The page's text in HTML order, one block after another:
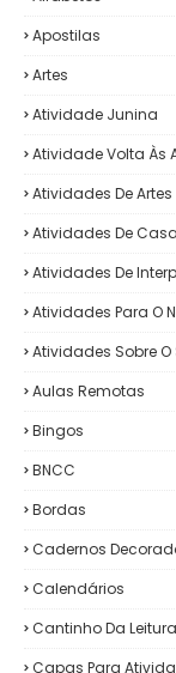
Apostilas
Artes
Atividade Junina
Atividade Volta Às
Atividades De Artes
Atividades De Casa
Atividades De
Atividades Para O
Atividades Sobre O
Aulas Remotas
Bingos
BNCC
Bordas
Cadernos
Calendários
Cantinho Da Leitura
Capas Para